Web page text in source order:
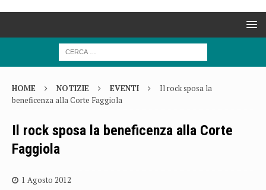
HOME NOTIZIE EVENTI
Il rock sposa la
beneficenza alla Corte Faggiola
Il rock sposa la beneficenza alla Corte
Faggiola
1 Agosto 2012